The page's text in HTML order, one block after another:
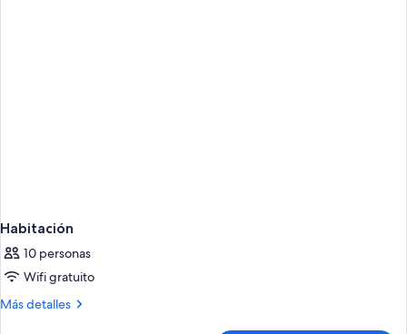
Habitación
10 personas
Wifi gratuito
Más detalles
Más